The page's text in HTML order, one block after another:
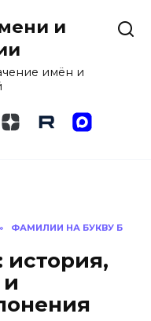
и
имён и
ФАМИЛИИ НА БУКВУ Б